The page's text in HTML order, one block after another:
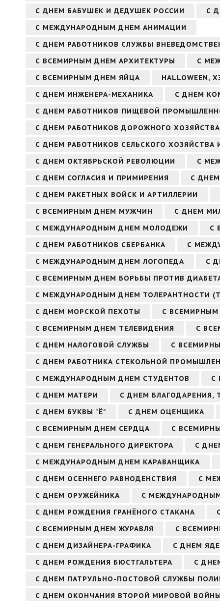
С ДНЕМ БАБУШЕК И ДЕДУШЕК РОССИИ
С
С МЕЖДУНАРОДНЫМ ДНЕМ АНИМАЦИИ
С ДНЕМ РАБОТНИКОВ СЛУЖБЫ
С ВСЕМИРНЫМ ДНЕМ АРХИТЕКТУРЫ
С
С ВСЕМИРНЫМ ДНЕМ ЯЙЦА
HALLOWEEN,
С ДНЕМ ИНЖЕНЕРА-МЕХАНИКА
С ДНЕМ
С ДНЕМ РАБОТНИКОВ ПИЩЕВОЙ
С ДНЕМ РАБОТНИКОВ ДОРОЖНОГО ХОЗЯЙСТВА
С ДНЕМ РАБОТНИКОВ СЕЛЬСКОГО
С ДНЕМ ОКТЯБРЬСКОЙ РЕВОЛЮЦИИ
С
С ДНЕМ СОГЛАСИЯ И ПРИМИРЕНИЯ
С
С ДНЕМ РАКЕТНЫХ ВОЙСК И АРТИЛЛЕРИИ
С ВСЕМИРНЫМ ДНЕМ МУЖЧИН
С ДНЕМ
С МЕЖДУНАРОДНЫМ ДНЕМ МОЛОДЕЖИ
С
С ДНЕМ РАБОТНИКОВ СБЕРБАНКА
С
С МЕЖДУНАРОДНЫМ ДНЕМ ЛОГОПЕДА
С
С ВСЕМИРНЫМ ДНЕМ БОРЬБЫ ПРОТИВ
С МЕЖДУНАРОДНЫМ ДНЕМ ТОЛЕРАНТНОСТИ
С ДНЕМ МОРСКОЙ ПЕХОТЫ
С
С ВСЕМИРНЫМ ДНЕМ ТЕЛЕВИДЕНИЯ
С
С ДНЕМ НАЛОГОВОЙ СЛУЖБЫ
С
С ДНЕМ РАБОТНИКА СТЕКОЛЬНОЙ
С МЕЖДУНАРОДНЫМ ДНЕМ СТУДЕНТОВ
С
С ДНЕМ МАТЕРИ
С ДНЕМ БЛАГОДАРЕНИЯ,
С ДНЕМ БУКВЫ "Ё"
С ДНЕМ ОЦЕНЩИКА
С ВСЕМИРНЫМ ДНЕМ СЕРДЦА
С
С ДНЕМ ГЕНЕРАЛЬНОГО ДИРЕКТОРА
С
С МЕЖДУНАРОДНЫМ ДНЕМ КАРАВАНЩИКА
С ДНЕМ ОСЕННЕГО РАВНОДЕНСТВИЯ
С
С ДНЕМ ОРУЖЕЙНИКА
С
С ДНЕМ РОЖДЕНИЯ ГРАНЁНОГО СТАКАНА
С ВСЕМИРНЫМ ДНЕМ ЖУРАВЛЯ
С
С ДНЕМ ДИЗАЙНЕРА-ГРАФИКА
С ДНЕМ
С ДНЕМ РОЖДЕНИЯ БЮСТГАЛЬТЕРА
С
С ДНЕМ ПАТРУЛЬНО-ПОСТОВОЙ СЛУЖБЫ
С ДНЕМ ОКОНЧАНИЯ ВТОРОЙ МИРОВОЙ